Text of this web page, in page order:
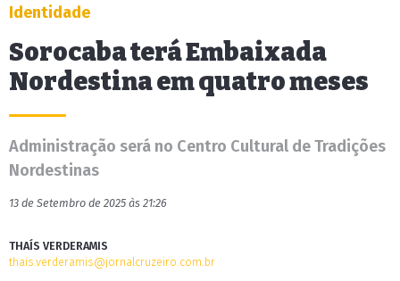
Identidade
Sorocaba terá Embaixada
Nordestina em quatro meses
Administração será no Centro Cultural de Tradições
Nordestinas
13 de Setembro de 2025 às 21:26
THAÍS VERDERAMIS
thais.verderamis@jornalcruzeiro.com.br